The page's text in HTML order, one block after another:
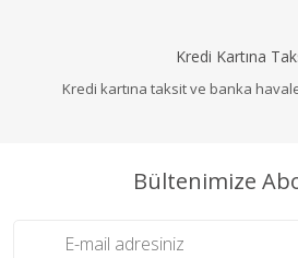
Kredi Kartına
Kredi kartına taksit ve banka
Bültenimize